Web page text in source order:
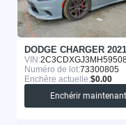
DODGE CHARGER 2021
VIN:
Numéro de lot:73300805
Enchère actuelle:$0.00
Enchérir maintenant